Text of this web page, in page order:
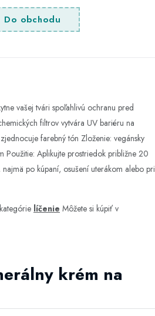
Do obchodu
vašej tvári spoľahlivú ochranu pred
filtrov vytvára UV bariéru na
farebný tón Zloženie: vegánsky
Použitie: Aplikujte prostriedok približne 20
po kúpaní, osušení uterákom alebo pri
líčenie Môžete si kúpiť v
krém na